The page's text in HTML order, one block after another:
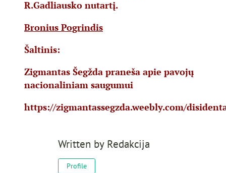
R.Gadliausko nutartį.
Bronius Pogrindis
Šaltinis:
Zigmantas Šegžda praneša apie pavojų
nacionaliniam saugumui
https://zigmantassegzda.weebly.com/
Written by Redakcija
Profile